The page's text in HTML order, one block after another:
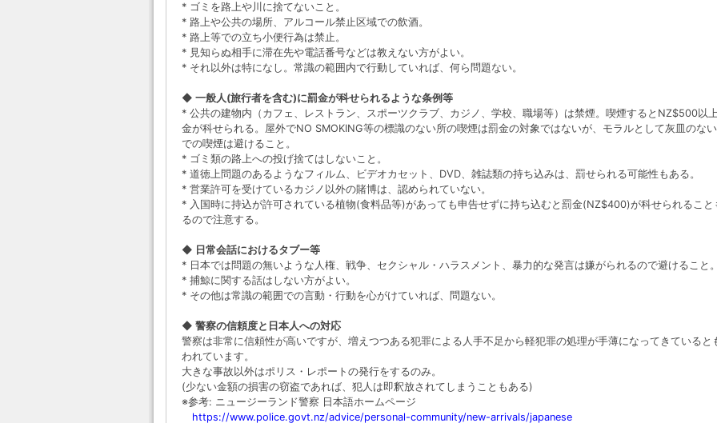
* ゴミを路上や川に捨てないこと。
* 路上や公共の場所、アルコール禁止区域での飲酒。
* 路上等での立ち小便行為は禁止。
* 見知らぬ相手に滞在先や電話番号などは教えない方がよい。
* それ以外は特になし。常識の範囲内で行動していれば、何ら問題ない。
◆ 一般人(旅行者を含む)に罰金が科せられるような条例等
* 公共の建物内（カフェ、レストラン、スポーツクラブ、カジノ、学校、職場等）は禁煙。喫煙するとNZ$500以
金が科せられる。屋外でNO SMOKING等の標識のない所の喫煙は罰金の対象ではないが、モラルとして灰皿のな
での喫煙は避けること。
* ゴミ類の路上への投げ捨てはしないこと。
* 道徳上問題のあるようなフィルム、ビデオカセット、DVD、雑誌類の持ち込みは、罰せられる可能性もある。
* 営業許可を受けているカジノ以外の賭博は、認められていない。
* 入国時に持込が許可されている植物(食料品等)があっても申告せずに持ち込むと罰金(NZ$400)が科せられること
るので注意する。
◆ 日常会話におけるタブー等
* 日本では問題の無いような人権、戦争、セクシャル・ハラスメント、暴力的な発言は嫌がられるので避けること
* 捕鯨に関する話はしない方がよい。
* その他は常識の範囲での言動・行動を心がけていれば、問題ない。
◆ 警察の信頼度と日本人への対応
警察は非常に信頼性が高いですが、増えつつある犯罪による人手不足から軽犯罪の処理が手薄になってきていると
われています。
大きな事故以外はポリス・レポートの発行をするのみ。
(少ない金額の損害の窃盗であれば、犯人は即釈放されてしまうこともある)
※参考: ニュージーランド警察 日本語ホームページ
https://www.police.govt.nz/advice/personal-community/new-arrivals/japanese